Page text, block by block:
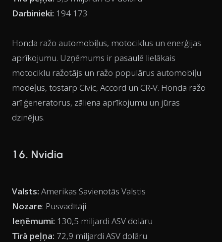
Darbinieki: 194 173
Honda ražo automobiļus, motociklus un enerģijas
aprīkojumu. Uzņēmums ir pasaulē lielākais
motociklu ražotājs un ražo populārus automobiļu
modeļus, tostarp Civic, Accord un CR-V. Honda ražo
arī ģeneratorus, zāliena aprīkojumu un jūras
dzinējus.
16. Nvidia
Valsts: Amerikas Savienotās Valstis
Nozare: Pusvadītāji
Ieņēmumi: 130,5 miljardi ASV dolāru
Tīrā peļņa: 72,9 miljardi ASV dolāru